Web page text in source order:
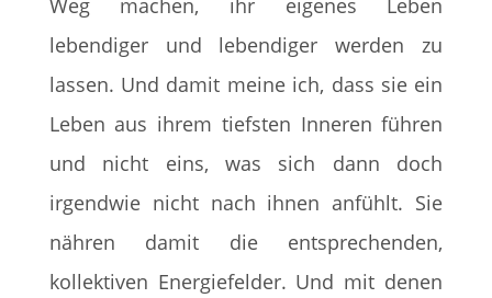
Weg machen, ihr eigenes Leben
lebendiger und lebendiger werden zu
lassen. Und damit meine ich, dass sie ein
Leben aus ihrem tiefsten Inneren führen
und nicht eins, was sich dann doch
irgendwie nicht nach ihnen anfühlt. Sie
nähren damit die entsprechenden,
kollektiven Energiefelder. Und mit denen